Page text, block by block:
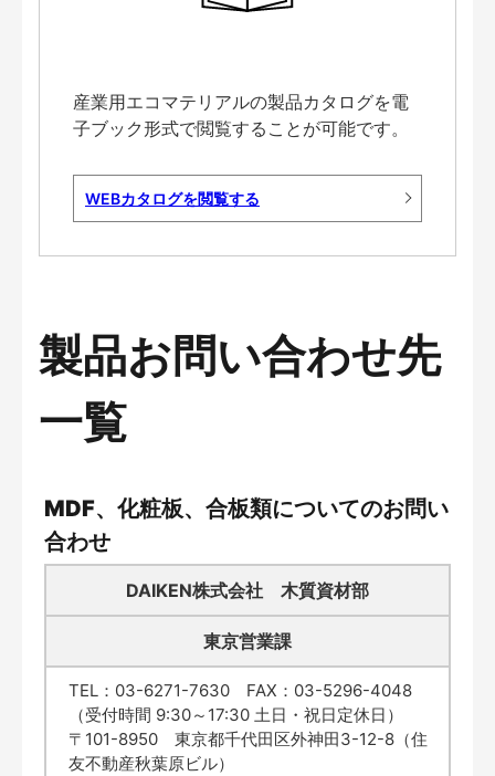
産業用エコマテリアルの製品カタログを電
子ブック形式で閲覧することが可能です。
WEBカタログを閲覧する
製品お問い合わせ先
一覧
MDF、化粧板、合板類についてのお問い
合わせ
DAIKEN株式会社 木質資材部
東京営業課
TEL：03-6271-7630 FAX：03-5296-4048
（受付時間 9:30～17:30 土日・祝日定休日）
〒101-8950 東京都千代田区外神田3-12-8（住
友不動産秋葉原ビル）